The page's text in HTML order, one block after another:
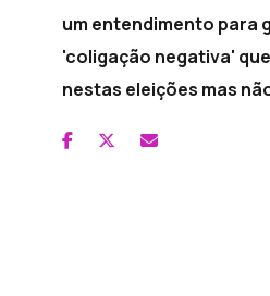
um entendimento para
'coligação negativa'
nestas eleições mas